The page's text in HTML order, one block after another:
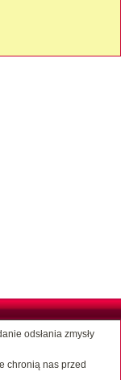
odsłania zmysły
chronią nas przed